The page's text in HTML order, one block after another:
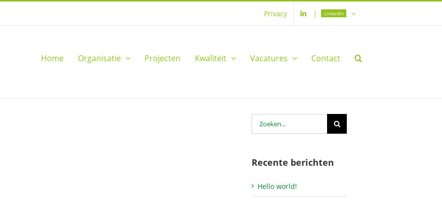
Privacy | LinkedIn
Home Organisatie Projecten Kwaliteit Vacatures Contact
naar:
Recente berichten
Hello world!